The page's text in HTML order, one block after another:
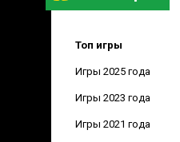
Топ игры
Игры 2025 года
Игры 2023 года
Игры 2021 года